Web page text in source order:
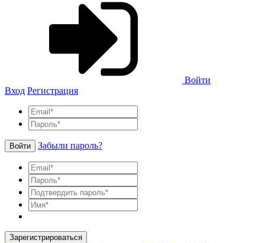
Войти
Вход Регистрация
Войти Забыли пароль?
Зарегистрироваться